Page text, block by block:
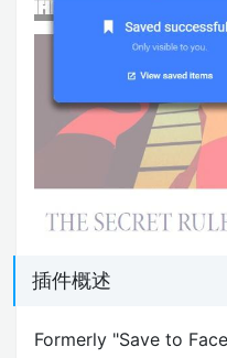
插件概述
Formerly "Save to